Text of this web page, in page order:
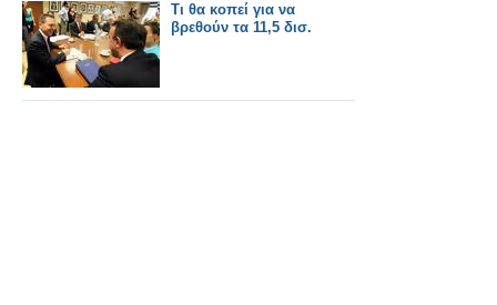
Τι θα κοπεί για να
βρεθούν τα 11,5 δισ.